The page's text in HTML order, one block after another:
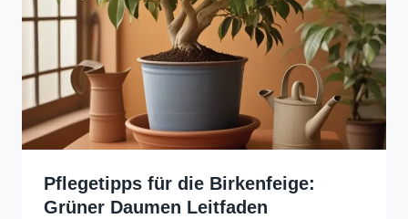
Pflegetipps für die Birkenfeige:
Grüner Daumen Leitfaden